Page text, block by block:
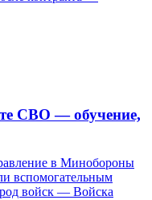
СВО — обучение,
в Минобороны
вспомогательным
род войск — Войска